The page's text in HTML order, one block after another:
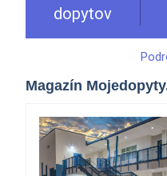
dopytov
Magazín